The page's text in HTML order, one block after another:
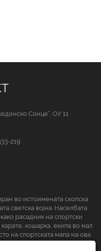
Сонце“, ОУ 11
219
во истоимената скопска
светска војна. Населбата
расадник на спортски
кошарка, екипа во мал
на спортската мапа на ова